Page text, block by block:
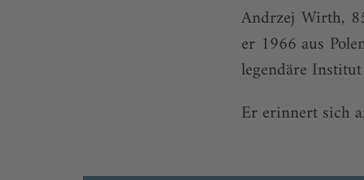
Andrzej Wirth,
er 1966 aus
legendäre
Er erinnert sich